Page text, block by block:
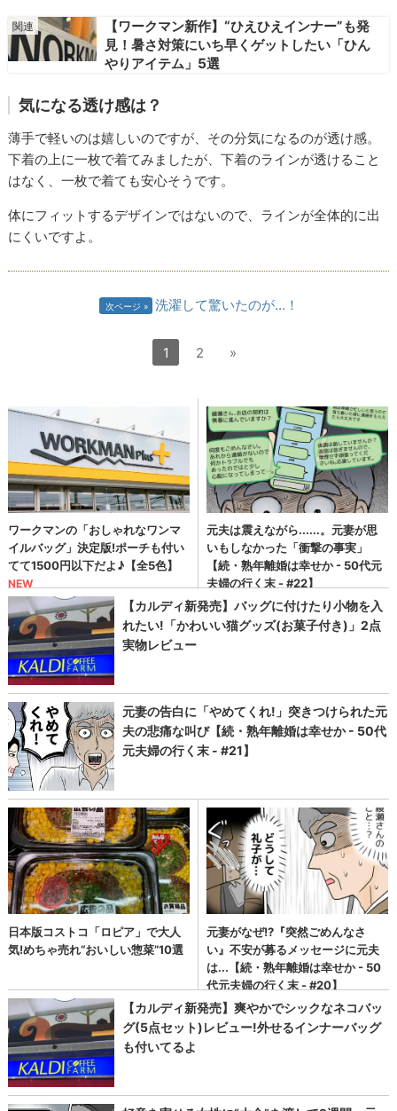
【ワークマン新作】“ひえひえインナー”も発
見！暑さ対策にいち早くゲットしたい「ひん
やりアイテム」5選
気になる透け感は？
薄手で軽いのは嬉しいのですが、その分気になるのが透け感。
下着の上に一枚で着てみましたが、下着のラインが透けること
はなく、一枚で着ても安心そうです。
体にフィットするデザインではないので、ラインが全体的に出
にくいですよ。
次ページ 洗濯して驚いたのが…！
1 2 »